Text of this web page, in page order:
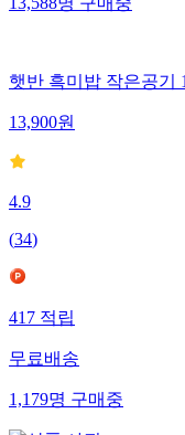
13,588명구매중
햇반 흑미밥 작은공기
13,900원
4.9
(34)
417적립
무료배송
1,179명구매중